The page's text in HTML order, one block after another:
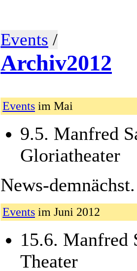
Events /
Archiv2012
Events im Mai
9.5. Manfred
Gloriatheater
News-demnächst.
Events im Juni 2012
15.6. Manfred
Theater